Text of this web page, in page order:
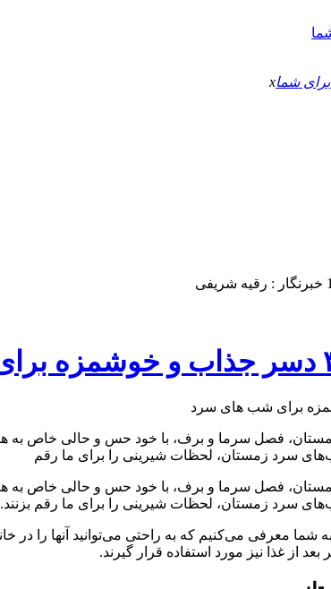
x
خبرنگار : رقیه شریفی
فصل سرما و برف، با خود حس و حالی خاص به
سرد زمستان، لحظات شیرینی را برای ما رقم
فصل سرما و برف، با خود حس و حالی خاص به
سرد زمستان، لحظات شیرینی را برای ما رقم بزنند.
معرفی می‌کنیم که به راحتی می‌توانید آنها را در
از غذا نیز مورد استفاده قرار گیرند.